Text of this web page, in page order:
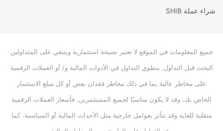
شراء عملة SHIB
جميع المعلومات في الموقع لا تعتبر نصيحة استثمارية وينبغي على المتداولين
البحث قبل التداول. ينطوي التداول في الأدوات المالية و/ أو العملات الرقمية
على مخاطر عالية بما في ذلك مخاطر فقدان بعض أو كل مبلغ الاستثمار
الخاص بك، وقد لا يكون مناسبًا لجميع المستثمرين. فأسعار العملات الرقمية
متقلبة للغاية وقد تتأثر بعوامل خارجية مثل الأحداث المالية أو السياسية. كما